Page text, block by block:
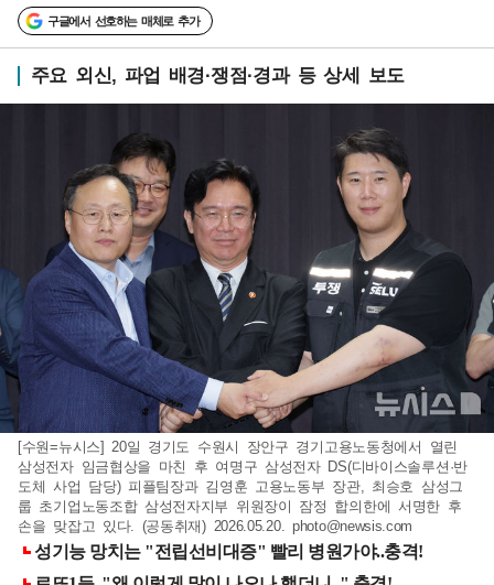
구글에서 선호하는 매체로 추가
주요 외신, 파업 배경·쟁점·경과 등 상세 보도
[수원=뉴시스] 20일 경기도 수원시 장안구 경기고용노동청에서 열린
삼성전자 임금협상을 마친 후 여명구 삼성전자 DS(디바이스솔루션·반
도체 사업 담당) 피플팀장과 김영훈 고용노동부 장관, 최승호 삼성그
룹 초기업노동조합 삼성전자지부 위원장이 잠정 합의한에 서명한 후
손을 맞잡고 있다. (공동취재) 2026.05.20. photo@newsis.com